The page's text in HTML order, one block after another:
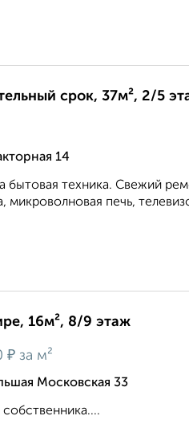
срок, 37м², 2/5
14
бытовая техника. Свежий
микроволновая печь,
16м², 8/9 этаж
₽ за м²
Московская 33